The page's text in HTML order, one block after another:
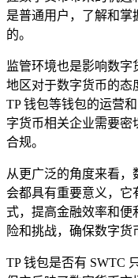
是普通用户，了解和
的。
监管环境也是影响数字
地区对于数字货币的态
TP 钱包等钱包的运营
字货币相关企业需要密
合规。
从更广泛的角度来看
会都具有重要意义，它
式，提高金融效率和便
险和挑战，确保数字货
TP 钱包是否有 SWTC